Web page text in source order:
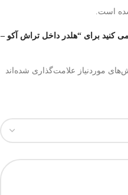
است.
کنید برای “هلدر داخل تراش آکو –
موردنیاز علامت‌گذاری شده‌اند